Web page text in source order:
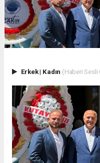
Erkek| Kadın (Haberi Sesli